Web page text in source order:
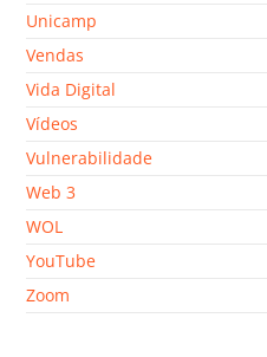
Unicamp
Vendas
Vida Digital
Vídeos
Vulnerabilidade
Web 3
WOL
YouTube
Zoom